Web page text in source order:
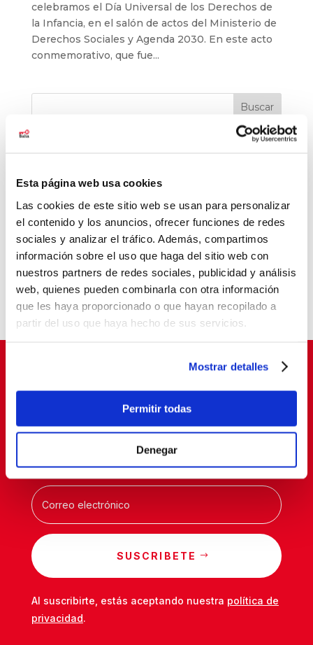
Esta página web usa cookies
Las cookies de este sitio web se usan para personalizar
el contenido y los anuncios, ofrecer funciones de redes
sociales y analizar el tráfico. Además, compartimos
información sobre el uso que haga del sitio web con
nuestros partners de redes sociales, publicidad y análisis
web, quienes pueden combinarla con otra información
que les haya proporcionado o que hayan recopilado a
partir del uso que haya hecho de sus servicios.
Mostrar detalles
Permitir todas
Denegar
celebramos el Día Universal de los Derechos de
la Infancia, en el salón de actos del Ministerio de
Derechos Sociales y Agenda 2030. En este acto
conmemorativo, que fue...
Buscar
177 jóvenes
Balia refuerza su labor educativa en Tetuán.
La pobreza infantil no se va de vacaciones
Balia, reconocida como entidad pionera en
“Tardes con Plan”
Un aula que cambia vidas
Suscríbete para cambiar vidas
SUSCRIBETE
Al suscribirte, estás aceptando nuestra política de
privacidad.